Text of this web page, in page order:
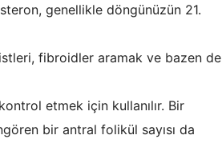
genellikle döngünüzün 21.
fibroidler aramak ve bazen de
etmek için kullanılır. Bir
bir antral folikül sayısı da